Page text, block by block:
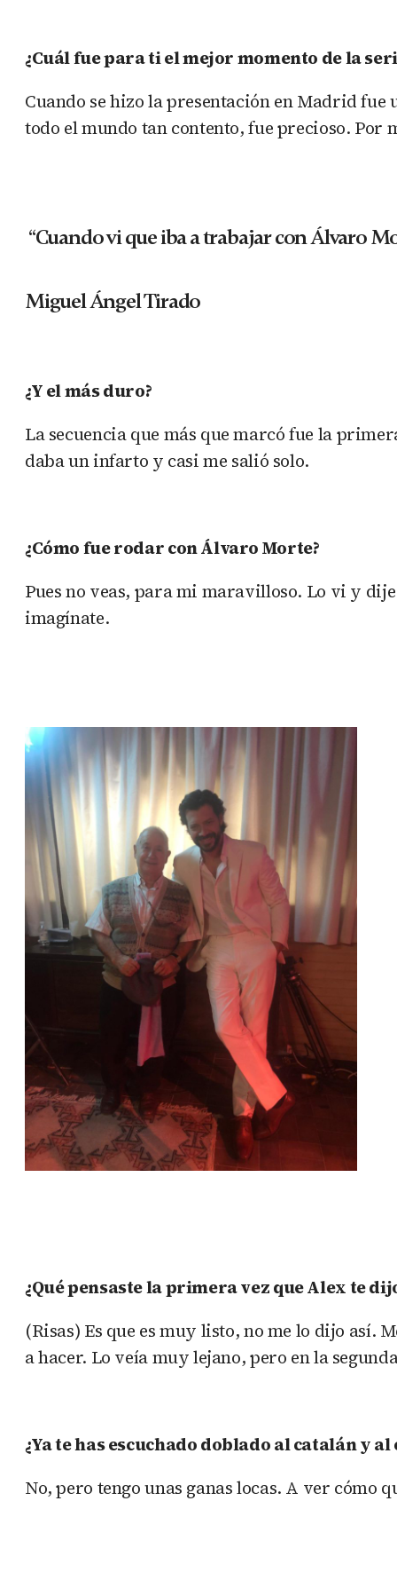
¿Cuál fue para ti el mejor momento de la
Cuando se hizo la presentación en Madrid
todo el mundo tan contento, fue precioso. Por
“Cuando vi que iba a trabajar con Álvaro
Miguel Ángel Tirado
¿Y el más duro?
La secuencia que más que marcó fue la
daba un infarto y casi me salió solo.
¿Cómo fue rodar con Álvaro Morte?
Pues no veas, para mi maravilloso. Lo vi y
imagínate.
¿Qué pensaste la primera vez que Alex te
(Risas) Es que es muy listo, no me lo dijo así.
a hacer. Lo veía muy lejano, pero en la
¿Ya te has escuchado doblado al catalán y al
No, pero tengo unas ganas locas. A ver cómo